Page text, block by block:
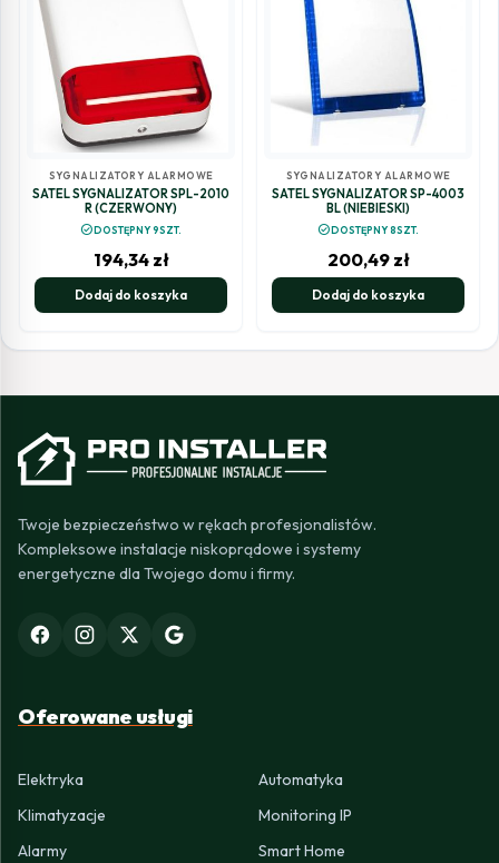
SYGNALIZATORY ALARMOWE
SATEL SYGNALIZATOR SPL-2010
R (CZERWONY)
check_circleDOSTĘPNY 9SZT.
194,34 zł
Dodaj do koszyka
SYGNALIZATORY ALARMOWE
SATEL SYGNALIZATOR SP-4003
BL (NIEBIESKI)
check_circleDOSTĘPNY 8SZT.
200,49 zł
Dodaj do koszyka
Twoje bezpieczeństwo w rękach profesjonalistów.
Kompleksowe instalacje niskoprądowe i systemy
energetyczne dla Twojego domu i firmy.
Oferowane usługi
Elektryka
Automatyka
Klimatyzacje
Monitoring IP
Alarmy
Smart Home